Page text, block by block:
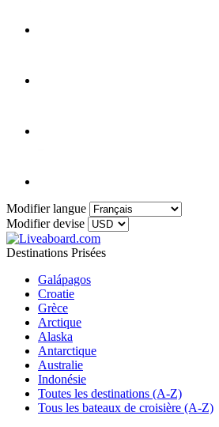
Modifier langue
Modifier devise
Destinations Prisées
Galápagos
Croatie
Grèce
Arctique
Alaska
Antarctique
Australie
Indonésie
Toutes les destinations (A-Z)
Tous les bateaux de croisière (A-Z)